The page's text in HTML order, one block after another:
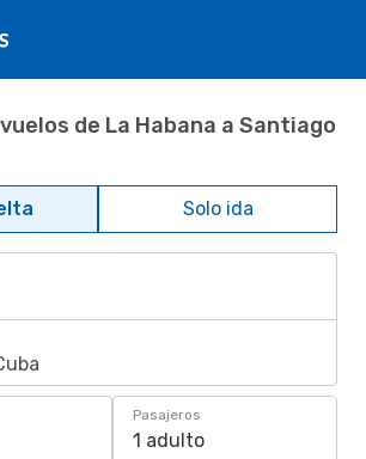
de La Habana a Santiago
Solo ida
Pasajeros
1 adulto